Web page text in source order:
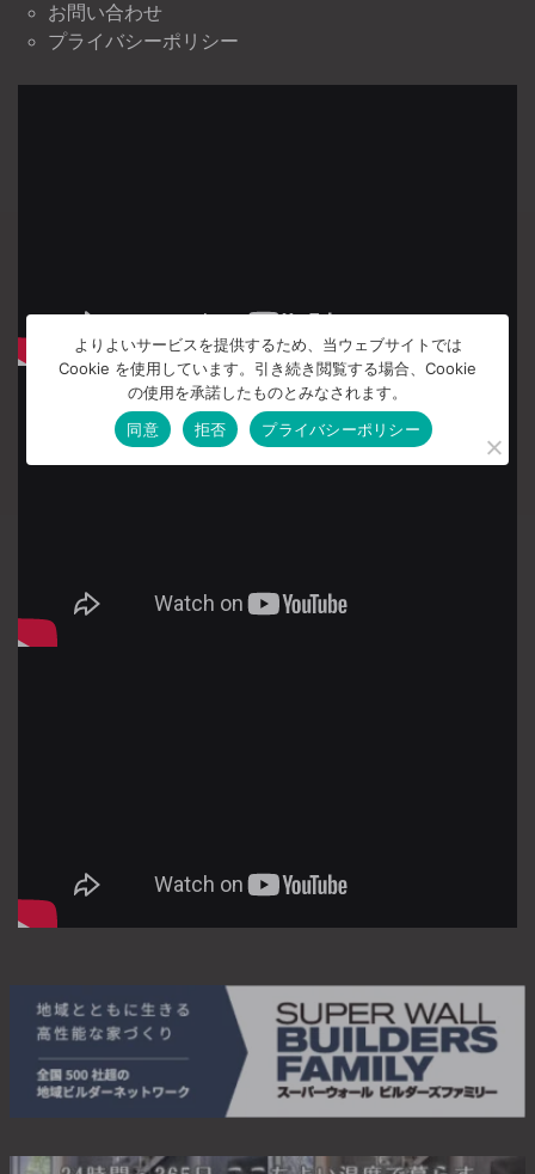
お問い合わせ
プライバシーポリシー
よりよいサービスを提供するため、当ウェブサイトでは
Cookie を使用しています。引き続き閲覧する場合、Cookie
の使用を承諾したものとみなされます。
同意
拒否 プライバシーポリシー